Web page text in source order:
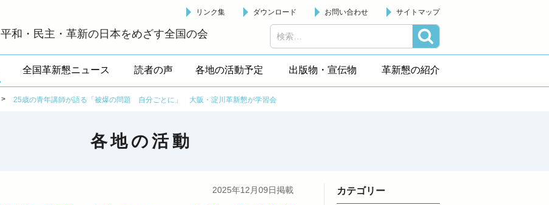
平和・民主・革新の日本をめざす全国の会
リンク集 ダウンロード お問い合わせ サイトマップ
全国革新懇ニュース 読者の声 各地の活動予定 出版物・宣伝物 革新懇の紹介
> 25歳の青年講師が語る「被爆の問題 自分ごとに」 大阪・淀川革新懇が学習会
各地の活動
2025年12月09日掲載 カテゴリー